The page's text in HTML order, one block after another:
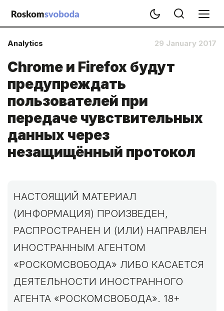
Analytics 29 January 2017
Chrome и Firefox будут
предупреждать
пользователей при
передаче чувствительных
данных через
незащищённый протокол
НАСТОЯЩИЙ МАТЕРИАЛ
(ИНФОРМАЦИЯ) ПРОИЗВЕДЕН,
РАСПРОСТРАНЕН И (ИЛИ) НАПРАВЛЕН
ИНОСТРАННЫМ АГЕНТОМ
«РОСКОМСВОБОДА» ЛИБО КАСАЕТСЯ
ДЕЯТЕЛЬНОСТИ ИНОСТРАННОГО
АГЕНТА «РОСКОМСВОБОДА». 18+